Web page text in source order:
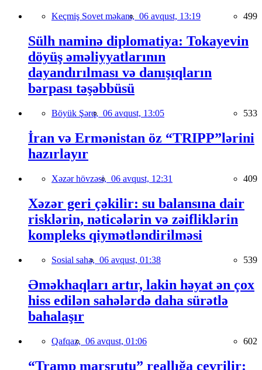
Keçmiş Sovet məkanı, 06 avqust, 13:19 499
Sülh naminə diplomatiya: Tokayevin
döyüş əməliyyatlarının
dayandırılması və danışıqların
bərpası təşəbbüsü
Böyük Şərq, 06 avqust, 13:05 533
İran və Ermənistan öz “TRIPP”lərini
hazırlayır
Xəzər hövzəsi, 06 avqust, 12:31 409
Xəzər geri çəkilir: su balansına dair
risklərin, nəticələrin və zəifliklərin
kompleks qiymətləndirilməsi
Sosial sahə, 06 avqust, 01:38 539
Əməkhaqları artır, lakin həyat ən çox
hiss edilən sahələrdə daha sürətlə
bahalaşır
Qafqaz, 06 avqust, 01:06 602
“Tramp marşrutu” reallığa çevrilir: